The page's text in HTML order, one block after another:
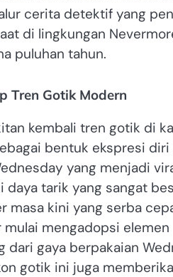
cerita detektif yang
di lingkungan
puluhan tahun.
Tren Gotik Modern
kembali tren gotik di
bentuk ekspresi
yang menjadi
tarik yang sangat
kini yang serba
mengadopsi
gaya berpakaian
gotik ini juga